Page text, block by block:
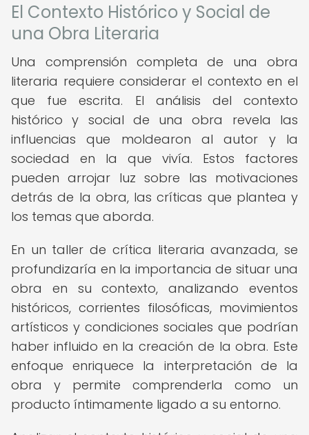
El Contexto Histórico y Social de
una Obra Literaria
Una comprensión completa de una obra
literaria requiere considerar el contexto en el
que fue escrita. El análisis del contexto
histórico y social de una obra revela las
influencias que moldearon al autor y la
sociedad en la que vivía. Estos factores
pueden arrojar luz sobre las motivaciones
detrás de la obra, las críticas que plantea y
los temas que aborda.
En un taller de crítica literaria avanzada, se
profundizaría en la importancia de situar una
obra en su contexto, analizando eventos
históricos, corrientes filosóficas, movimientos
artísticos y condiciones sociales que podrían
haber influido en la creación de la obra. Este
enfoque enriquece la interpretación de la
obra y permite comprenderla como un
producto íntimamente ligado a su entorno.